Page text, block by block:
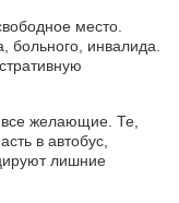
место.
больного, инвалида.
все желающие. Те,
в автобус,
лишние